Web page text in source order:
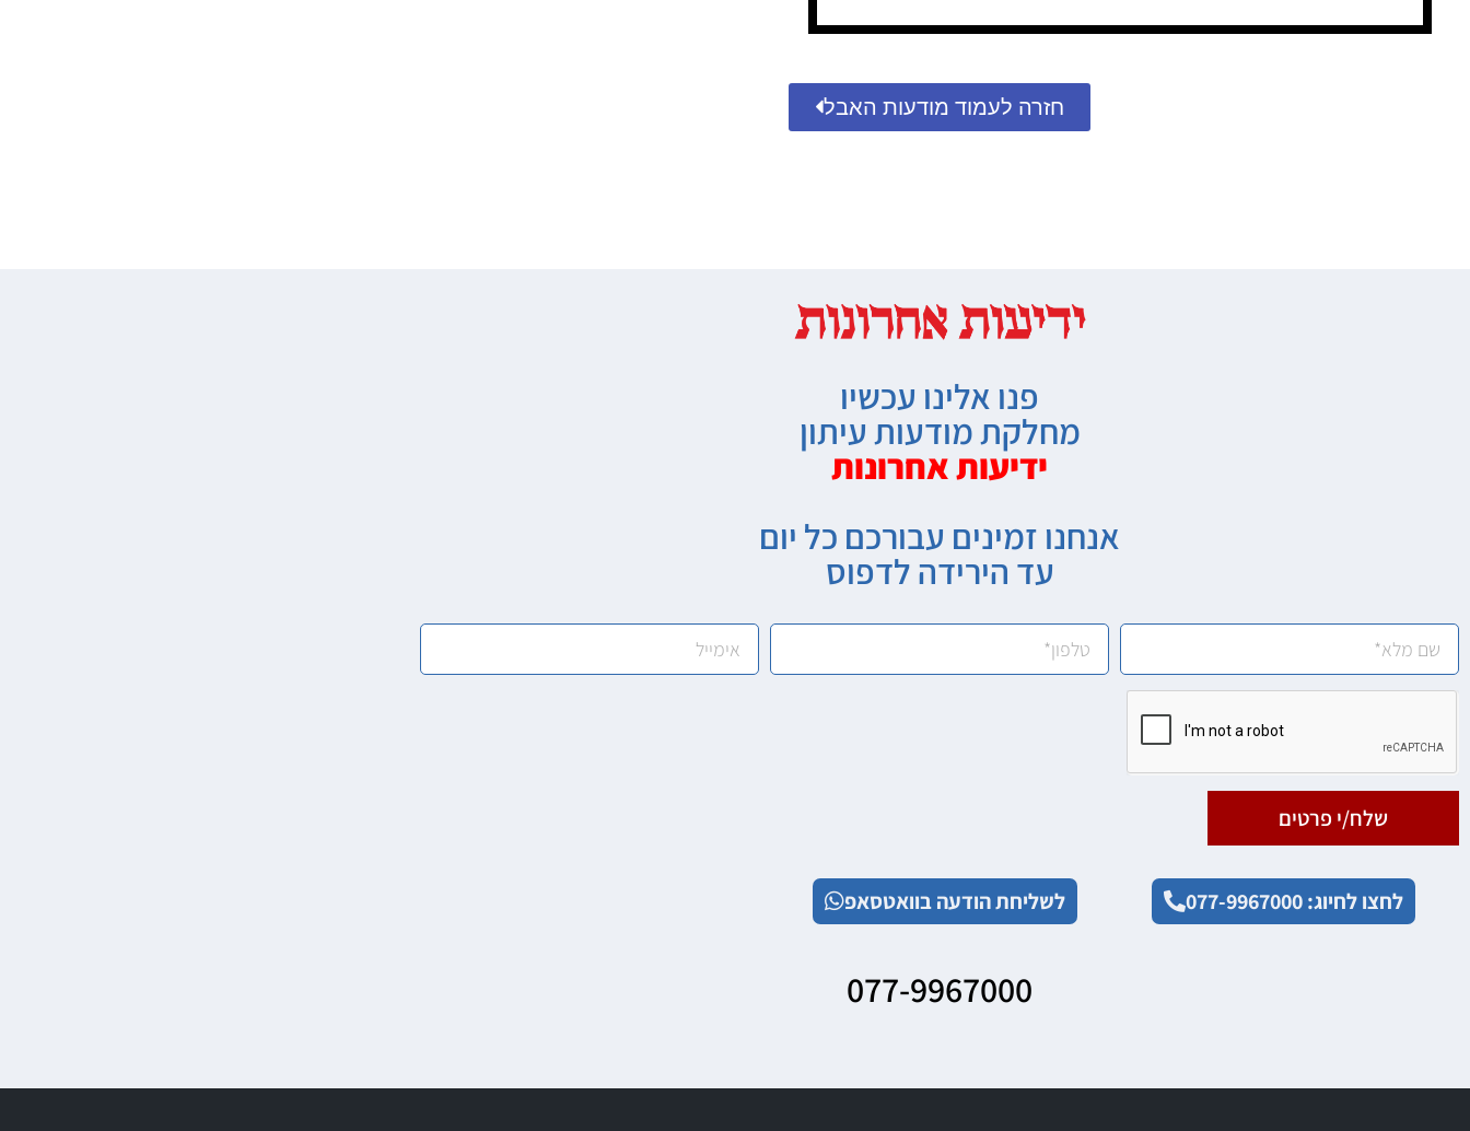
חזרה לעמוד מודעות האבל
פנו אלינו עכשיו
מחלקת מודעות עיתון
ידיעות אחרונות
אנחנו זמינים עבורכם כל יום
עד הירידה לדפוס
שלח/י פרטים
לחצו לחיוג: 077-9967000 לשליחת הודעה בוואטסאפ
077-9967000